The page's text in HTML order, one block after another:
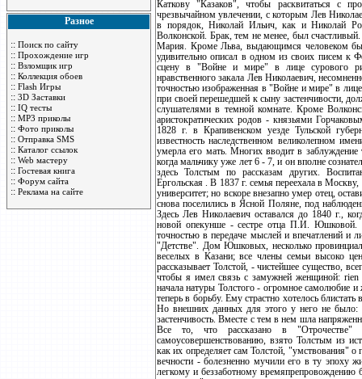
Разное
:: Поиск по сайту
:: Прохождение игр
:: Взломщик игр
:: Коллекция обоев
:: Flash Игры
:: 3D Заставки
:: IQ тесты
:: MP3 приколы
:: Фото приколы
:: Отправка SMS
:: Каталог ссылок
:: Web мастеру
:: Гостевая книга
:: Форум сайта
:: Реклама на сайте